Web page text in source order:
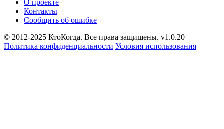
О проекте
Контакты
Сообщить об ошибке
© 2012-2025 КтоКогда. Все права защищены. v1.0.20
Политика конфиденциальности Условия использования